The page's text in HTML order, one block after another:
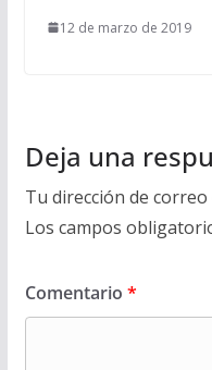
12 de marzo de 2019
Deja una
Tu dirección de
Los campos
Comentario *